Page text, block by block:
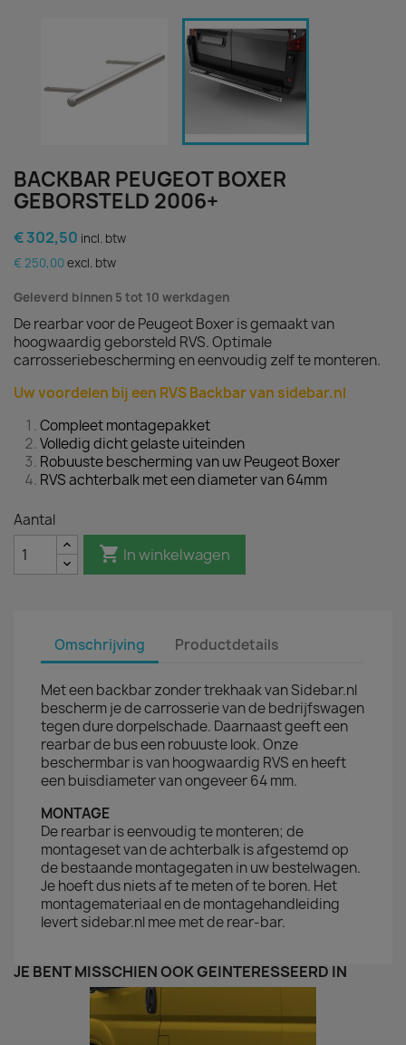
BACKBAR PEUGEOT BOXER
GEBORSTELD 2006+
€ 302,50 incl. btw
€ 250,00 excl. btw
Geleverd binnen 5 tot 10 werkdagen
De rearbar voor de Peugeot Boxer is gemaakt van
hoogwaardig geborsteld RVS. Optimale
carrosseriebescherming en eenvoudig zelf te monteren.
Uw voordelen bij een RVS Backbar van sidebar.nl
Compleet montagepakket
Volledig dicht gelaste uiteinden
Robuuste bescherming van uw Peugeot Boxer
RVS achterbalk met een diameter van 64mm
Aantal
 In winkelwagen
Omschrijving Productdetails
Met een backbar zonder trekhaak van Sidebar.nl
bescherm je de carrosserie van de bedrijfswagen
tegen dure dorpelschade. Daarnaast geeft een
rearbar de bus een robuuste look. Onze
beschermbar is van hoogwaardig RVS en heeft
een buisdiameter van ongeveer 64 mm.
MONTAGE
De rearbar is eenvoudig te monteren; de
montageset van de achterbalk is afgestemd op
de bestaande montagegaten in uw bestelwagen.
Je hoeft dus niets af te meten of te boren. Het
montagemateriaal en de montagehandleiding
levert sidebar.nl mee met de rear-bar.
JE BENT MISSCHIEN OOK GEÏNTERESSEERD IN